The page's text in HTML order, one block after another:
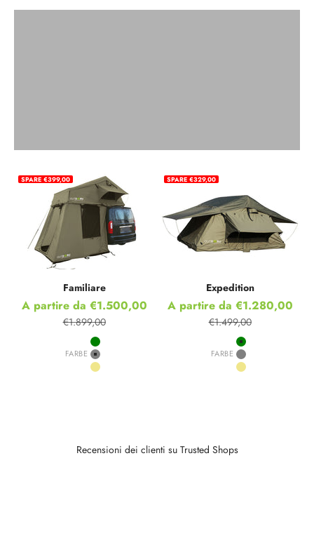
SPARE €399,00
Familiare
Prezzo scontato
A partire da €1.500,00
Prezzo
€1.899,00
FARBE
Green
Grey
Khaki
SPARE €329,00
Expedition
Prezzo scontato
A partire da €1.280,00
Prezzo
€1.499,00
FARBE
Green
Grey
Khaki
Recensioni dei clienti su Trusted Shops